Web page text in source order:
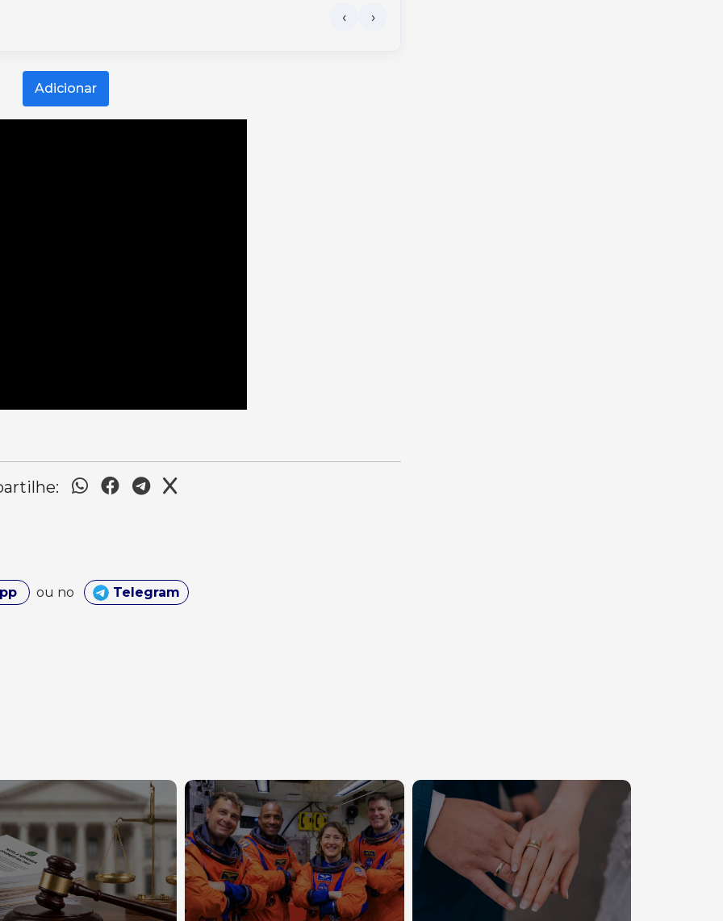
Adicionar
ou no Telegram